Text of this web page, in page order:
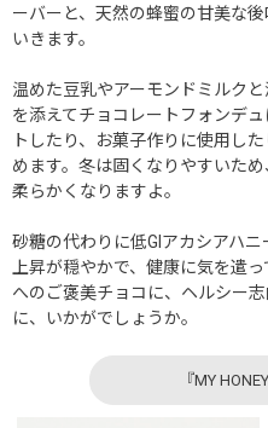
ーバーと、天然の蜂蜜の甘美な
いきます。
温めた豆乳やアーモンドミルク
を添えてチョコレートフォンデ
トしたり、お菓子作りに使用し
めます。冬は固くなりやすいた
柔らかくなりますよ。
砂糖の代わりに低GIアカシアハ
上昇が穏やかで、健康に気を遣
へのご褒美チョコに、ヘルシー
に、いかがでしょうか。
『MY